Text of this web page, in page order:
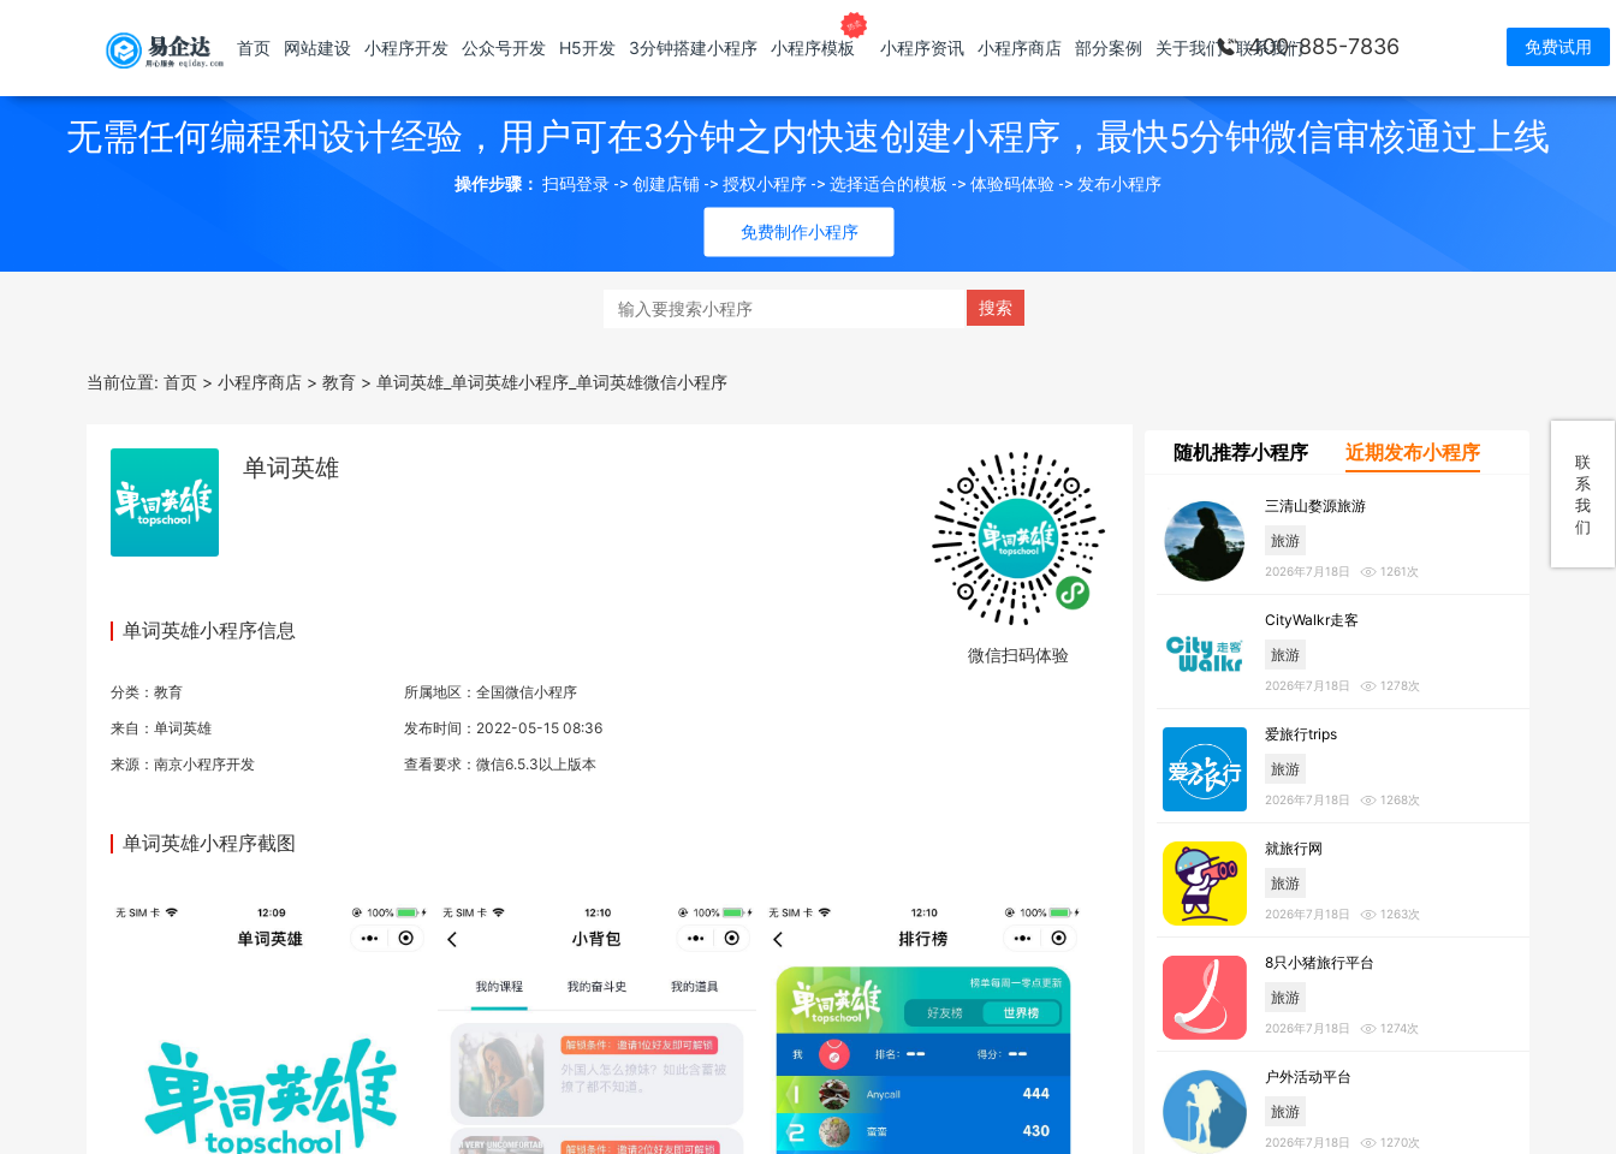
400-885-7836 免费试用
首页 网站建设 小程序开发 公众号开发 H5开发 3分钟搭建小程序 小程序模板 小程序资讯 小程序商店 部分案例 关于我们 联系我们
联
系
我
们
无需任何编程和设计经验，用户可在3分钟之内快速创建小程序，最快5分钟微信审核通过上线
免费制作小程序
操作步骤： 扫码登录 -> 创建店铺 -> 授权小程序 -> 选择适合的模板 -> 体验码体验 -> 发布小程序
当前位置: 首页 > 小程序商店 > 教育 > 单词英雄_单词英雄小程序_单词英雄微信小程序
单词英雄
单词英雄小程序信息
分类： 教育
所属地区：全国微信小程序
来自：单词英雄
发布时间：2022-05-15 08:36
来源： 南京小程序开发 查看要求：微信6.5.3以上版本
微信扫码体验
单词英雄小程序截图
随机推荐小程序 近期发布小程序
三清山婺源旅游
旅游
2026年7月18日 1261次
CityWalkr走客
旅游
2026年7月18日 1278次
爱旅行trips
旅游
2026年7月18日 1268次
就旅行网
旅游
2026年7月18日 1263次
8只小猪旅行平台
旅游
2026年7月18日 1274次
户外活动平台
旅游
2026年7月18日 1270次